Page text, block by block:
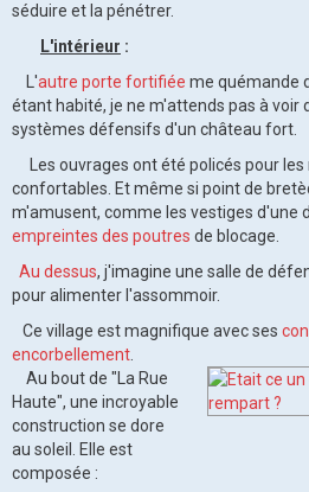
séduire et la pénétrer.
L'intérieur :
L'autre porte fortifiée me quémande
étant habité, je ne m'attends pas à voir
systèmes défensifs d'un château fort.
Les ouvrages ont été policés pour
confortables. Et même si point de
m'amusent, comme les vestiges d'une
empreintes des poutres de blocage.
Au dessus, j'imagine une salle de
pour alimenter l'assommoir.
Ce village est magnifique avec ses
encorbellement
Au bout de "La Rue
Haute", une incroyable
construction se dore
au soleil. Elle est
composée :